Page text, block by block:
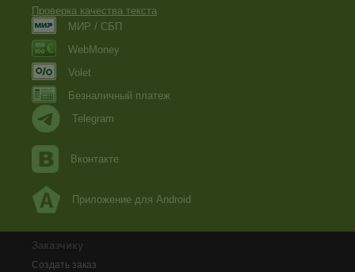
Проверка качества текста
МИР / СБП
WebMoney
Volet
Безналичный платеж
Telegram
Вконтакте
Приложение для Android
Заказчику
Создать заказ